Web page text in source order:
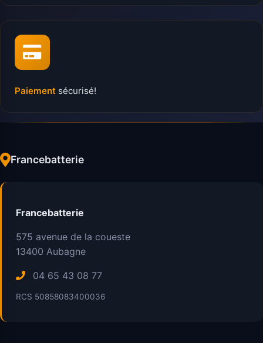
Paiement sécurisé!
Francebatterie
Francebatterie
575 avenue de la coueste
13400 Aubagne
04 65 43 08 77
RCS 50858083400036